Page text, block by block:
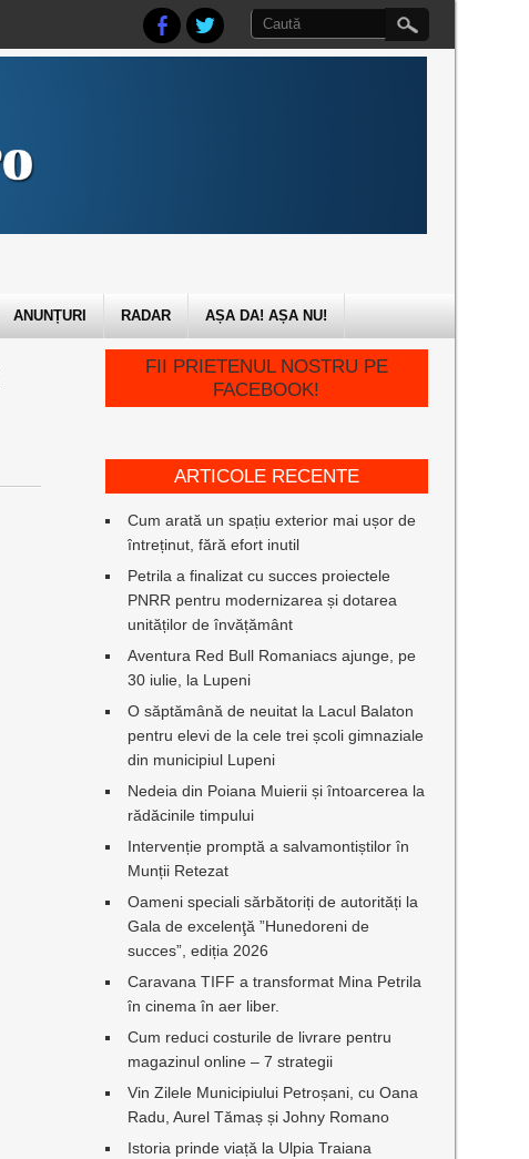
ANUNȚURI RADAR AȘA DA! AȘA NU!
FII PRIETENUL NOSTRU PE
FACEBOOK!
ARTICOLE RECENTE
Cum arată un spațiu exterior mai ușor de
întreținut, fără efort inutil
Petrila a finalizat cu succes proiectele
PNRR pentru modernizarea și dotarea
unităților de învățământ
Aventura Red Bull Romaniacs ajunge, pe
30 iulie, la Lupeni
O săptămână de neuitat la Lacul Balaton
pentru elevi de la cele trei școli gimnaziale
din municipiul Lupeni
Nedeia din Poiana Muierii și întoarcerea la
rădăcinile timpului
Intervenție promptă a salvamontiștilor în
Munții Retezat
Oameni speciali sărbătoriți de autorități la
Gala de excelenţă ”Hunedoreni de
succes”, ediția 2026
Caravana TIFF a transformat Mina Petrila
în cinema în aer liber.
Cum reduci costurile de livrare pentru
magazinul online – 7 strategii
Vin Zilele Municipiului Petroșani, cu Oana
Radu, Aurel Tămaș și Johny Romano
Istoria prinde viață la Ulpia Traiana